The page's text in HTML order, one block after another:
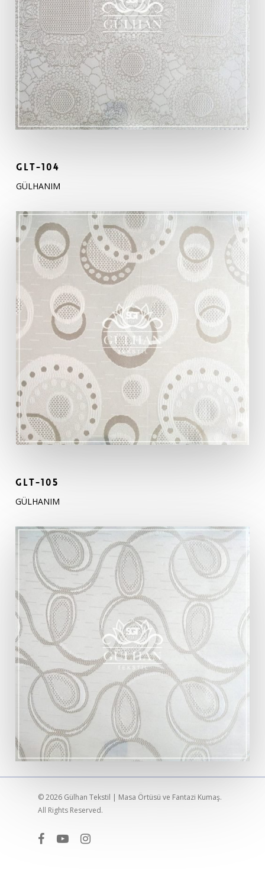
GLT-104
GÜLHANIM
GLT-105
GÜLHANIM
© 2026 Gülhan Tekstil | Masa Örtüsü ve Fantazi Kumaş.
All Rights Reserved.
facebookyoutubeinstagram